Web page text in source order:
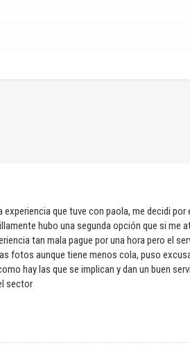
que tuve con paola, me decidi
hubo una segunda opción que si
tan mala pague por una hora pero el
fotos aunque tiene menos cola, puso
hay las que se implican y dan un buen
sector